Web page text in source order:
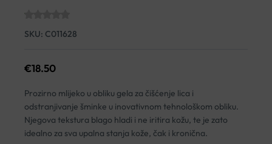
SKU: C011628
€18.50
Prozirno mlijeko u obliku gela za čišćenje lica i
odstranjivanje šminke u inovativnom tehnološkom obliku.
Njegova tekstura blago hladi i ne iritira kožu, te je zato
idealno za sva upalna stanja kože, čak i kronična.